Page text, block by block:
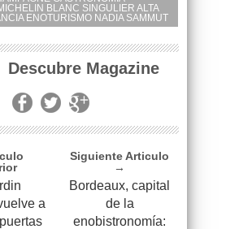
BLANC SINGULIER ALTA
ENOTURISMO NADIA SAMMUT
Descubre Magazine
a
Siguiente Articulo
→
Bordeaux, capital
de la
enobistronomía: